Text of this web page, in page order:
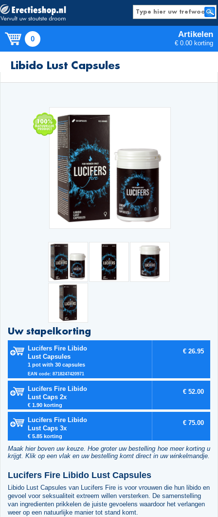
0 Artikelen
€ 0.00 korting
Producten
Libido Lust Capsules
Uw stapelkorting
Lucifers Fire Libido
Lust Capsules
1 pot with 30 capsules
EAN code: 8718247420971
€ 26.95
Lucifers Fire Libido
Lust Caps 2x
€ 1.90 korting
€ 52.00
Lucifers Fire Libido
Lust Caps 3x
€ 5.85 korting
€ 75.00
Maak hier boven uw keuze. Hoe groter uw bestelling hoe meer korting u
krijgt. Klik op een vlak en uw bestelling komt direct in uw winkelmandje.
Lucifers Fire Libido Lust Capsules
Libido Lust Capsules van Lucifers Fire is voor vrouwen die hun libido en
gevoel voor seksualiteit extreem willen versterken. De samenstelling
van ingredienten prikkelen de juiste gevoelens waardoor het verlangen
weer op een natuurlijke manier tot stand komt.